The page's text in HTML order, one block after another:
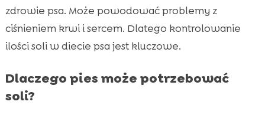
zdrowie psa. Może powodować problemy z
ciśnieniem krwi i sercem. Dlatego kontrolowanie
ilości soli w diecie psa jest kluczowe.
Dlaczego pies może potrzebować
soli?